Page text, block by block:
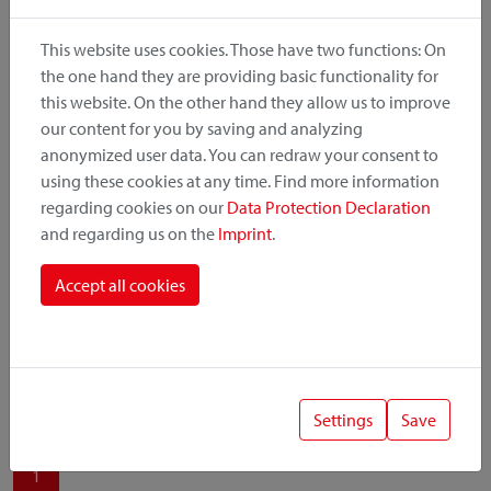
produit, le point de montage et le système de fixation.
Catégorie de produit
Position de montage
Système de fixation
1
This website uses cookies. Those have two functions: On
the one hand they are providing basic functionality for
this website. On the other hand they allow us to improve
our content for you by saving and analyzing
anonymized user data. You can redraw your consent to
using these cookies at any time. Find more information
regarding cookies on our Data Protection Declaration
and regarding us on the Imprint.
Accept all cookies
Settings Save